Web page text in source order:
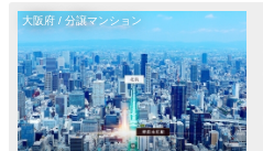
大阪府 / 分譲マンション